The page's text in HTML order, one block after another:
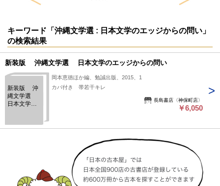
キーワード「沖縄文学選 : 日本文学のエッジからの問い」
の検索結果
新装版 沖縄文学選 日本文学のエッジからの問い
新装版 沖
縄文学選
日本文学の
岡本恵徳ほか編、勉誠出版、2015、1
カバ付き 帯若干キレ
長島書店〈神保町店〉
￥6,050